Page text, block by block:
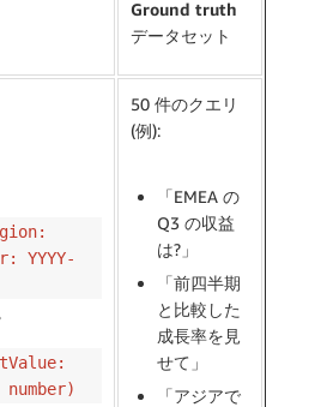
Ground truth
データセット
YYYY-
50 件のクエリ
(例):
「EMEA の
Q3 の収益
は?」
「前四半期
と比較した
成長率を見
せて」
「アジアで